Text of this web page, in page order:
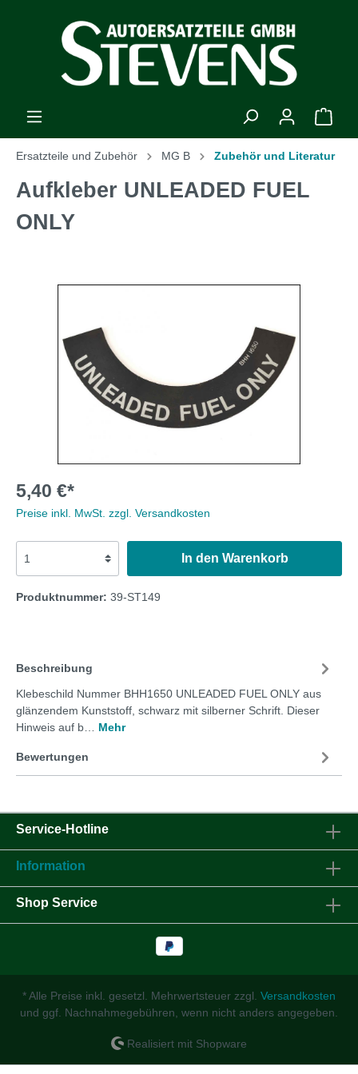
Ersatzteile und Zubehör MG B Zubehör und Literatur
Aufkleber UNLEADED FUEL
ONLY
5,40 €*
Preise inkl. MwSt. zzgl. Versandkosten
In den Warenkorb
Produktnummer: 39-ST149
Beschreibung
Klebeschild Nummer BHH1650 UNLEADED FUEL ONLY aus
glänzendem Kunststoff, schwarz mit silberner Schrift. Dieser
Hinweis auf b… Mehr
Bewertungen
Service-Hotline
Information
Shop Service
* Alle Preise inkl. gesetzl. Mehrwertsteuer zzgl. Versandkosten
und ggf. Nachnahmegebühren, wenn nicht anders angegeben.
Realisiert mit Shopware